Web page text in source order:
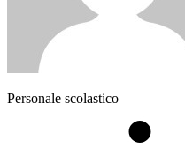
Personale scolastico